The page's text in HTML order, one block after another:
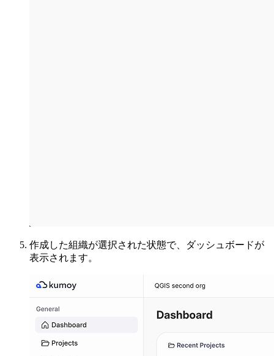
作成した組織が選択された状態で、ダッシュボードが
表示されます。